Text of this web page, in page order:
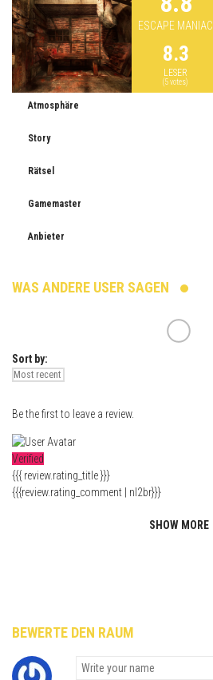
ESCAPE MANIAC
8.3
LESER
(5votes)
Atmosphäre
Story
Rätsel
Gamemaster
Anbieter
WAS ANDERE USER SAGEN
Sort by:
Be the first to leave a review.
Verified
{{{ review.rating_title }}}
{{{review.rating_comment | nl2br}}}
SHOW MORE
BEWERTE DEN RAUM